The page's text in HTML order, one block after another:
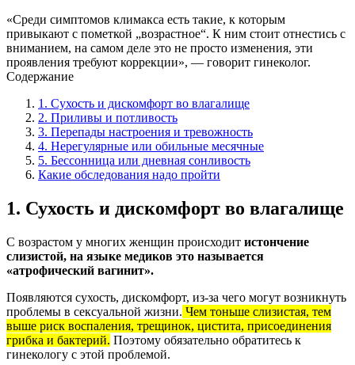
«Среди симптомов климакса есть такие, к которым
привыкают с пометкой „возрастное“. К ним стоит отнестись с
вниманием, на самом деле это не просто изменения, эти
проявления требуют коррекции», — говорит гинеколог.
Содержание
1. Сухость и дискомфорт во влагалище
2. Приливы и потливость
3. Перепады настроения и тревожность
4. Нерегулярные или обильные месячные
5. Бессонница или дневная сонливость
Какие обследования надо пройти
1. Сухость и дискомфорт во влагалище
С возрастом у многих женщин происходит истончение
слизистой, на языке медиков это называется
«атрофический вагинит».
Появляются сухость, дискомфорт, из-за чего могут возникнуть
проблемы в сексуальной жизни. Чем тоньше слизистая, тем
выше риск воспаления, трещинок, цистита, присоединения
грибка и бактерий. Поэтому обязательно обратитесь к
гинекологу с этой проблемой.